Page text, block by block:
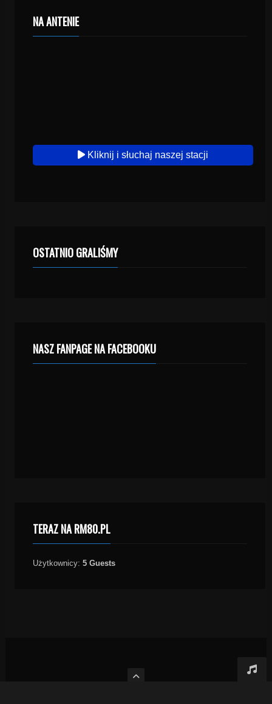
NA ANTENIE
Kliknij i słuchaj naszej stacji
OSTATNIO GRALIŚMY
NASZ FANPAGE NA FACEBOOKU
TERAZ NA RM80.PL
Użytkownicy: 5 Guests